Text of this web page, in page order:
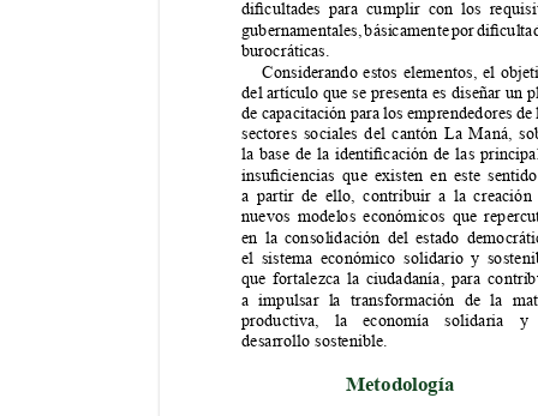
dicultades para cumplir con los
gubernamentales, básicamente por
burocráticas.
Considerando estos elementos, el
del artículo que se presenta es diseñar un
de capacitación para los emprendedores
sectores sociales del cantón La Maná,
la base de la identicación de las
insuciencias que existen en este
a partir de ello, contribuir a la
nuevos modelos económicos que
en la consolidación del estado
el sistema económico solidario y
que fortalezca la ciudadanía, para
a impulsar la transformación de la
productiva, la economía solidaria
desarrollo sostenible.
Metodología